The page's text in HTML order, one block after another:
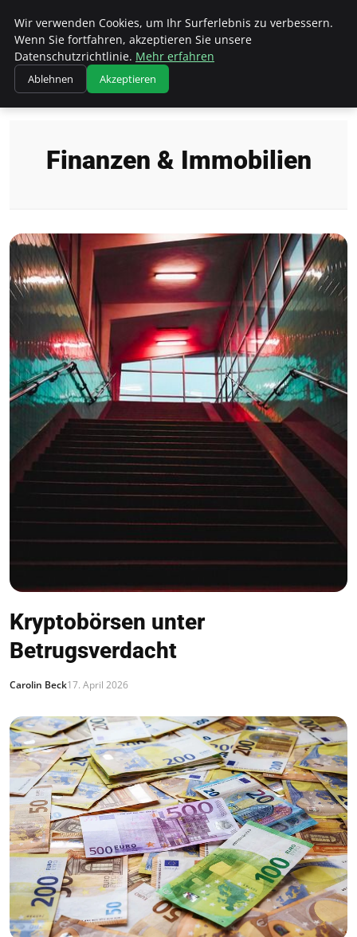
Wk Institut
Startseite Finanzen & Immobilien
Finanzen & Immobilien
Kryptobörsen unter
Betrugsverdacht
Carolin Beck17. April 2026
Wir verwenden Cookies, um Ihr Surferlebnis zu verbessern.
Wenn Sie fortfahren, akzeptieren Sie unsere
Datenschutzrichtlinie. Mehr erfahren
Ablehnen Akzeptieren